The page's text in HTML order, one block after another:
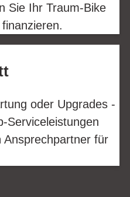
Sie Ihr Traum-Bike
oder Upgrades -
Serviceleistungen
Ansprechpartner für